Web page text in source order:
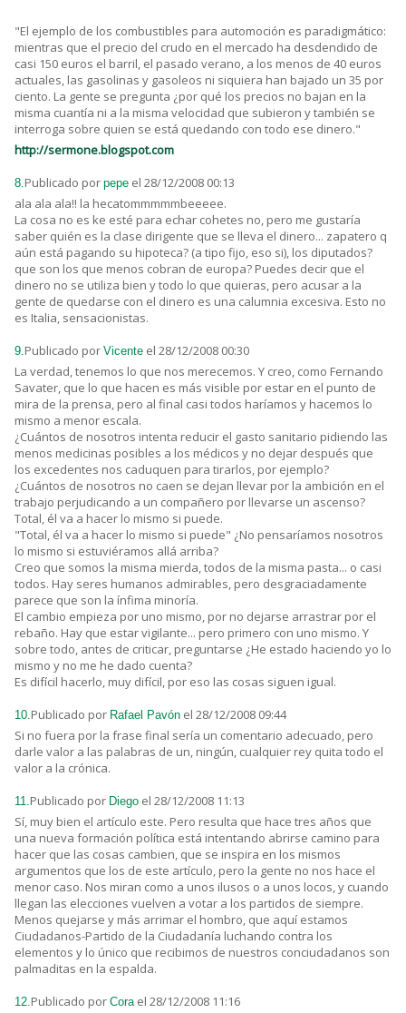
"El ejemplo de los combustibles para automoción es paradigmático:
mientras que el precio del crudo en el mercado ha desdendido de
casi 150 euros el barril, el pasado verano, a los menos de 40 euros
actuales, las gasolinas y gasoleos ni siquiera han bajado un 35 por
ciento. La gente se pregunta ¿por qué los precios no bajan en la
misma cuantía ni a la misma velocidad que subieron y también se
interroga sobre quien se está quedando con todo ese dinero."
http://sermone.blogspot.com
8.Publicado por pepe el 28/12/2008 00:13
ala ala ala!! la hecatommmmmbeeeee.
La cosa no es ke esté para echar cohetes no, pero me gustaría
saber quién es la clase dirigente que se lleva el dinero... zapatero q
aún está pagando su hipoteca? (a tipo fijo, eso si), los diputados?
que son los que menos cobran de europa? Puedes decir que el
dinero no se utiliza bien y todo lo que quieras, pero acusar a la
gente de quedarse con el dinero es una calumnia excesiva. Esto no
es Italia, sensacionistas.
9.Publicado por Vicente el 28/12/2008 00:30
La verdad, tenemos lo que nos merecemos. Y creo, como Fernando
Savater, que lo que hacen es más visible por estar en el punto de
mira de la prensa, pero al final casi todos haríamos y hacemos lo
mismo a menor escala.
¿Cuántos de nosotros intenta reducir el gasto sanitario pidiendo las
menos medicinas posibles a los médicos y no dejar después que
los excedentes nos caduquen para tirarlos, por ejemplo?
¿Cuántos de nosotros no caen se dejan llevar por la ambición en el
trabajo perjudicando a un compañero por llevarse un ascenso?
Total, él va a hacer lo mismo si puede.
"Total, él va a hacer lo mismo si puede" ¿No pensaríamos nosotros
lo mismo si estuviéramos allá arriba?
Creo que somos la misma mierda, todos de la misma pasta... o casi
todos. Hay seres humanos admirables, pero desgraciadamente
parece que son la ínfima minoría.
El cambio empieza por uno mismo, por no dejarse arrastrar por el
rebaño. Hay que estar vigilante... pero primero con uno mismo. Y
sobre todo, antes de criticar, preguntarse ¿He estado haciendo yo lo
mismo y no me he dado cuenta?
Es difícil hacerlo, muy difícil, por eso las cosas siguen igual.
10.Publicado por Rafael Pavón el 28/12/2008 09:44
Si no fuera por la frase final sería un comentario adecuado, pero
darle valor a las palabras de un, ningún, cualquier rey quita todo el
valor a la crónica.
11.Publicado por Diego el 28/12/2008 11:13
Sí, muy bien el artículo este. Pero resulta que hace tres años que
una nueva formación política está intentando abrirse camino para
hacer que las cosas cambien, que se inspira en los mismos
argumentos que los de este artículo, pero la gente no nos hace el
menor caso. Nos miran como a unos ilusos o a unos locos, y cuando
llegan las elecciones vuelven a votar a los partidos de siempre.
Menos quejarse y más arrimar el hombro, que aquí estamos
Ciudadanos-Partido de la Ciudadanía luchando contra los
elementos y lo único que recibimos de nuestros conciudadanos son
palmaditas en la espalda.
12.Publicado por Cora el 28/12/2008 11:16